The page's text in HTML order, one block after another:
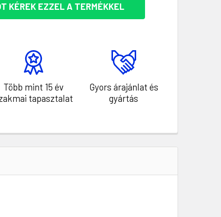
KÉREK EZZEL A TERMÉKKEL
Több mint 15 év
tapasztalat
Gyors árajánlat és
gyártás